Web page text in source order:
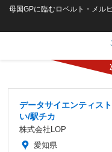
母国GPに臨むロベルト・メル
データサイエンティス
い/駅チカ
株式会社LOP
愛知県